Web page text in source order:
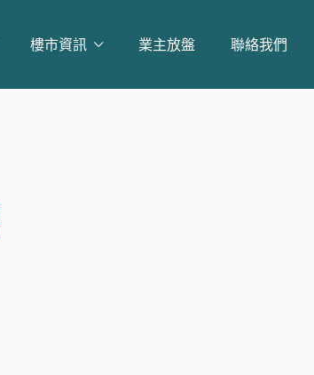
樓市資訊 業主放盤 聯絡我們